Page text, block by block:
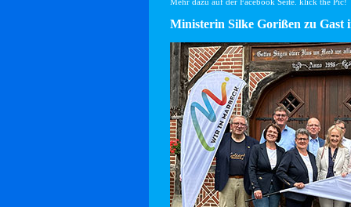
Mehr dazu auf der Facebook Seite. klick the Pic!
Ministerin Silke Gorißen zu Gast